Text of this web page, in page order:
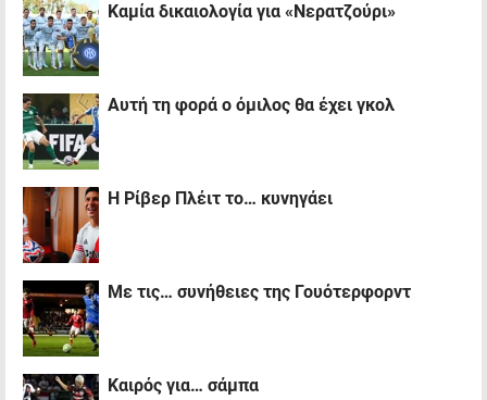
Καμία δικαιολογία για «Νερατζούρι»
Αυτή τη φορά ο όμιλος θα έχει γκολ
Η Ρίβερ Πλέιτ το… κυνηγάει
Με τις… συνήθειες της Γουότερφορντ
Καιρός για… σάμπα